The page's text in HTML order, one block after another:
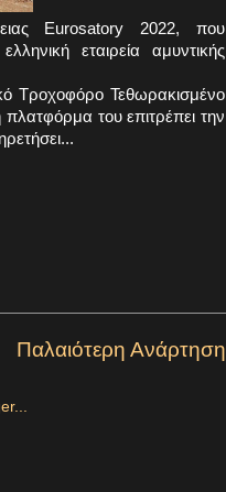
Eurosatory 2022, που
εταιρεία αμυντικής
Τροχοφόρο Τεθωρακισμένο
του επιτρέπει την
Παλαιότερη Ανάρτηση